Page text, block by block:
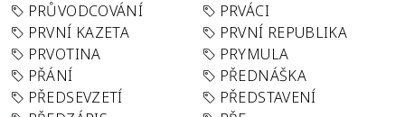
PRŮVODCOVÁNÍ
PRVÁCI
PRVNÍ KAZETA
PRVNÍ REPUBLIKA
PRVOTINA
PRYMULA
PŘÁNÍ
PŘEDNÁŠKA
PŘEDSEVZETÍ
PŘEDSTAVENÍ